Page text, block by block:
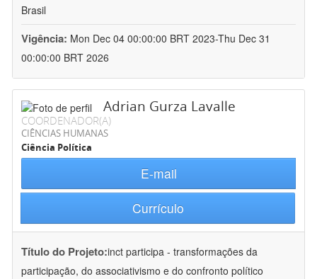
Brasil
Vigência: Mon Dec 04 00:00:00 BRT 2023-Thu Dec 31
00:00:00 BRT 2026
Adrian Gurza Lavalle
COORDENADOR(A)
CIÊNCIAS HUMANAS
Ciência Política
E-mail
Currículo
Título do Projeto:inct participa - transformações da
participação, do associativismo e do confronto político